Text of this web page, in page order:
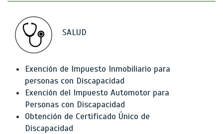
SALUD
Exención de Impuesto Inmobiliario para
personas con Discapacidad
Exención del Impuesto Automotor para
Personas con Discapacidad
Obtención de Certificado Único de
Discapacidad